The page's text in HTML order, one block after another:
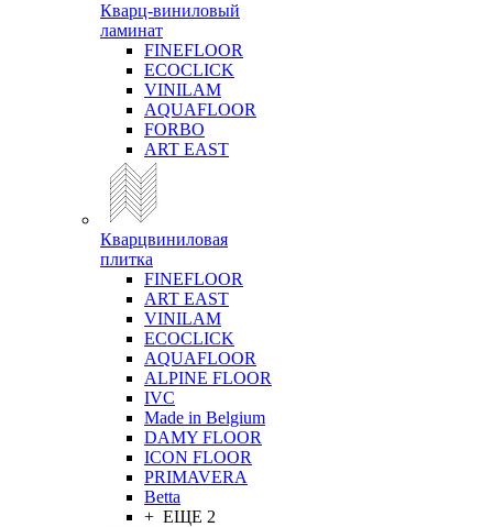
Кварц-виниловый
ламинат
FINEFLOOR
ECOCLICK
VINILAM
AQUAFLOOR
FORBO
ART EAST
Кварцвиниловая
плитка
FINEFLOOR
ART EAST
VINILAM
ECOCLICK
AQUAFLOOR
ALPINE FLOOR
IVC
Made in Belgium
DAMY FLOOR
ICON FLOOR
PRIMAVERA
Betta
+ ЕЩЕ 2